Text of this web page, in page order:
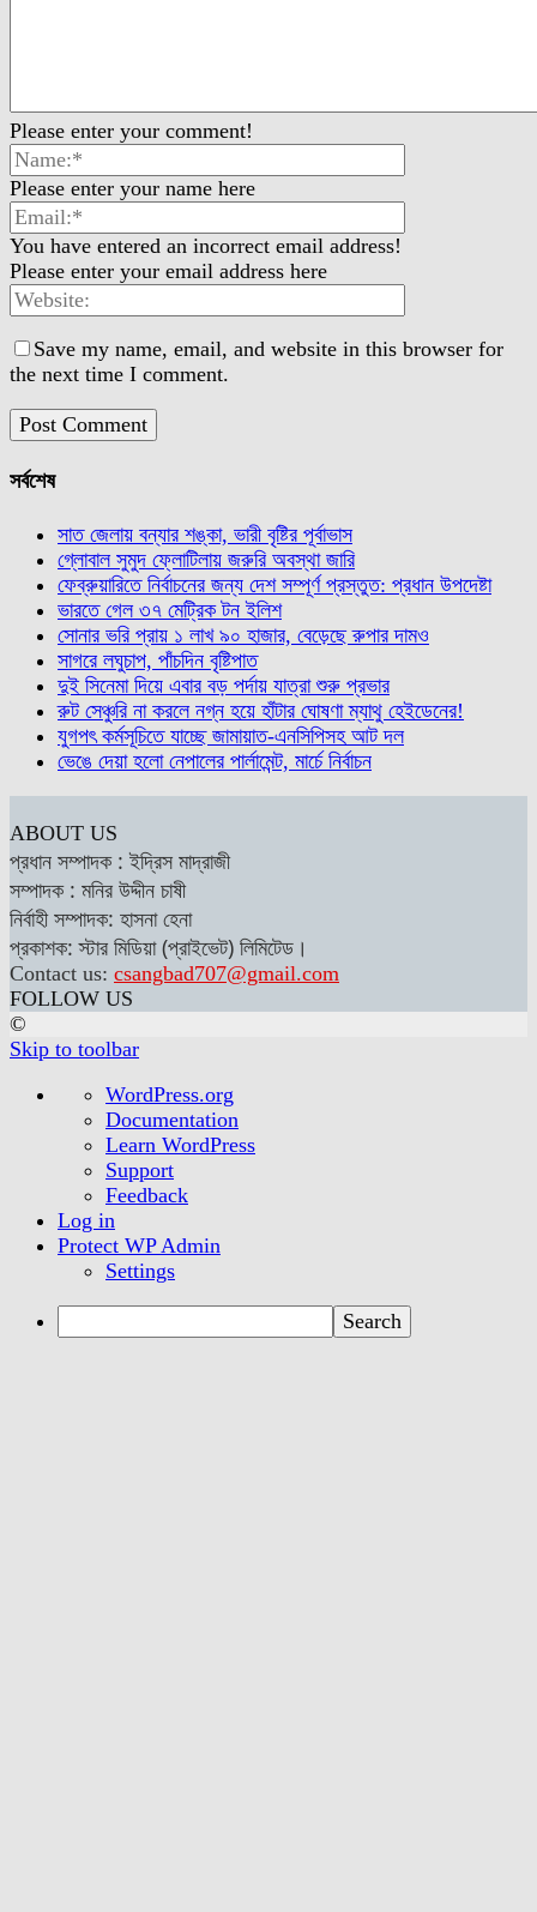
Please enter your comment!
Please enter your name here
You have entered an incorrect email address!
Please enter your email address here
Save my name, email, and website in this browser for
the next time I comment.
সর্বশেষ
সাত জেলায় বন্যার শঙ্কা, ভারী বৃষ্টির পূর্বাভাস
গ্লোবাল সুমুদ ফ্লোটিলায় জরুরি অবস্থা জারি
ফেব্রুয়ারিতে নির্বাচনের জন্য দেশ সম্পূর্ণ প্রস্তুত: প্রধান উপদেষ্টা
ভারতে গেল ৩৭ মেট্রিক টন ইলিশ
সোনার ভরি প্রায় ১ লাখ ৯০ হাজার, বেড়েছে রুপার দামও
সাগরে লঘুচাপ, পাঁচদিন বৃষ্টিপাত
দুই সিনেমা দিয়ে এবার বড় পর্দায় যাত্রা শুরু প্রভার
রুট সেঞ্চুরি না করলে নগ্ন হয়ে হাঁটার ঘোষণা ম্যাথু হেইডেনের!
যুগপৎ কর্মসূচিতে যাচ্ছে জামায়াত-এনসিপিসহ আট দল
ভেঙে দেয়া হলো নেপালের পার্লামেন্ট, মার্চে নির্বাচন
ABOUT US
প্রধান সম্পাদক : ইদ্রিস মাদ্রাজী
সম্পাদক : মনির উদ্দীন চাষী
নির্বাহী সম্পাদক: হাসনা হেনা
প্রকাশক: স্টার মিডিয়া (প্রাইভেট) লিমিটেড।
Contact us: csangbad707@gmail.com
FOLLOW US
©
Skip to toolbar
About
WordPress
WordPress.org
Documentation
Learn WordPress
Support
Feedback
Log in
Protect WP Admin
Settings
Search